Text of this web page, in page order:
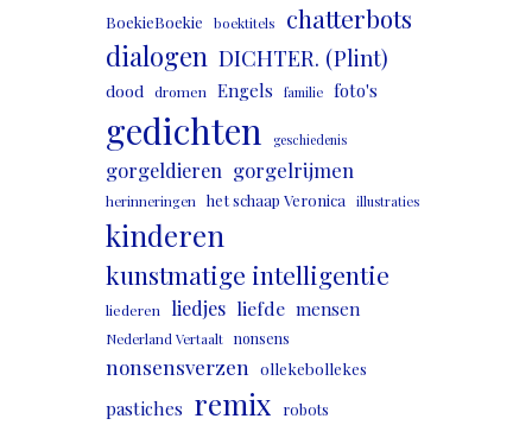
BoekieBoekie boektitels chatterbots
dialogen DICHTER. (Plint)
dood dromen Engels familie foto's
gedichten geschiedenis
gorgeldieren gorgelrijmen
herinneringen het schaap Veronica illustraties
kinderen
kunstmatige intelligentie
liederen liedjes liefde mensen
Nederland Vertaalt nonsens
nonsensverzen ollekebollekes
pastiches remix
robots